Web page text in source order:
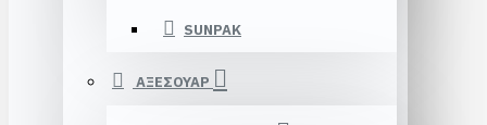
SUNPAK
ΑΞΕΣΟΥΑΡ